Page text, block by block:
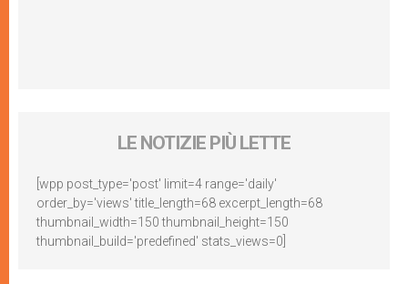
LE NOTIZIE PIÙ LETTE
[wpp post_type='post' limit=4 range='daily'
order_by='views' title_length=68 excerpt_length=68
thumbnail_width=150 thumbnail_height=150
thumbnail_build='predefined' stats_views=0]